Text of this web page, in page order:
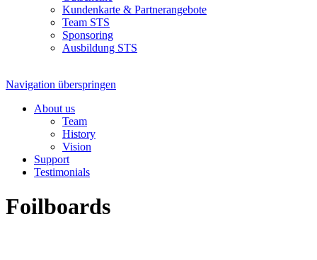
Kundenkarte & Partnerangebote
Team STS
Sponsoring
Ausbildung STS
Navigation überspringen
About us
Team
History
Vision
Support
Testimonials
Foilboards